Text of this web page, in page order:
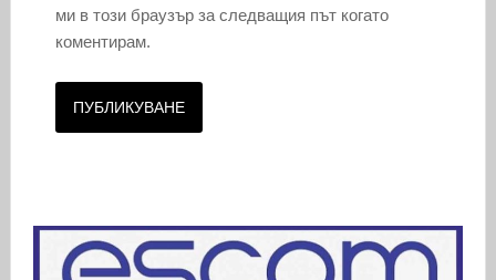
ми в този браузър за следващия път когато
коментирам.